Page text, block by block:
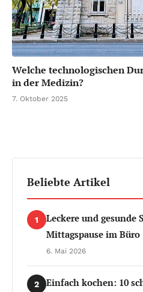
Welche technologischen
in der Medizin?
7. Oktober 2025
Beliebte Artikel
1
Leckere und gesunde
Mittagspause im Büro
6. Mai 2026
2
Einfach kochen: 10